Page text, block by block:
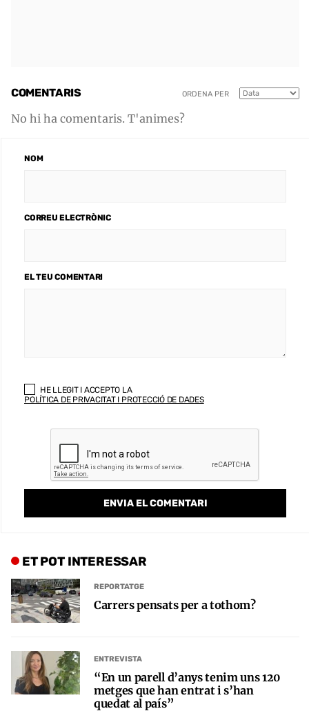
COMENTARIS ORDENA PER
No hi ha comentaris. T'animes?
NOM
CORREU ELECTRÒNIC
EL TEU COMENTARI
HE LLEGIT I ACCEPTO LA
POLÍTICA DE PRIVACITAT I PROTECCIÓ DE DADES
ET POT INTERESSAR
REPORTATGE
Carrers pensats per a tothom?
ENTREVISTA
“En un parell d’anys tenim uns 120
metges que han entrat i s’han
quedat al país”